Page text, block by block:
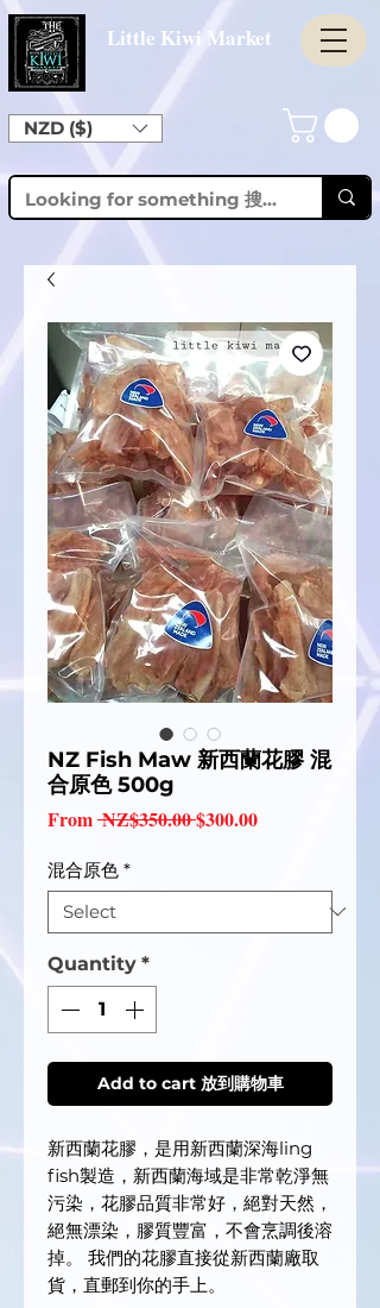
Little Kiwi Market
NZD ($)
NZ Fish Maw 新西蘭花膠 混
合原色 500g
From NZ$350.00 Regular
$300.00Sale
混合原色 *
Quantity *
Add to cart 放到購物車
新西蘭花膠，是用新西蘭深海ling
fish製造，新西蘭海域是非常乾淨無
污染，花膠品質非常好，絕對天然，
絕無漂染，膠質豐富，不會烹調後溶
掉。 我們的花膠直接從新西蘭廠取
貨，直郵到你的手上。